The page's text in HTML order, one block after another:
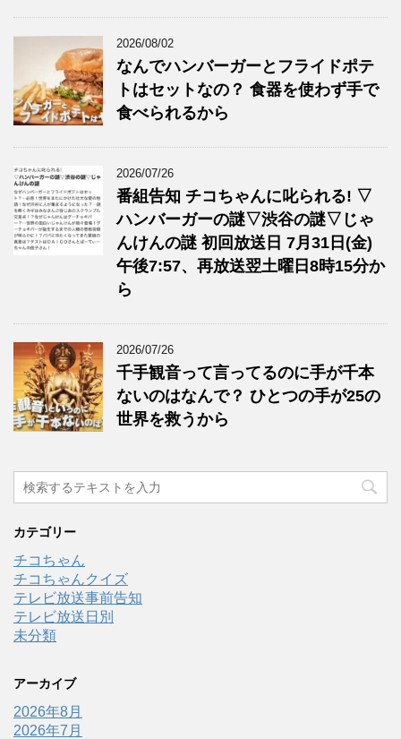
2026/08/02
なんでハンバーガーとフライドポテ
トはセットなの？ 食器を使わず手で
食べられるから
2026/07/26
番組告知 チコちゃんに叱られる! ▽
ハンバーガーの謎▽渋谷の謎▽じゃ
んけんの謎 初回放送日 7月31日(金)
午後7:57、再放送翌土曜日8時15分か
ら
2026/07/26
千手観音って言ってるのに手が千本
ないのはなんで？ ひとつの手が25の
世界を救うから
カテゴリー
チコちゃん
チコちゃんクイズ
テレビ放送事前告知
テレビ放送日別
未分類
アーカイブ
2026年8月
2026年7月